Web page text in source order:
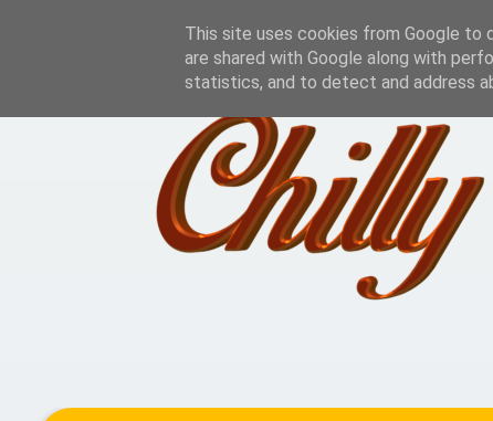
Rezensionen
This site uses cookies from Google to
are shared with Google along with
statistics, and to detect and address